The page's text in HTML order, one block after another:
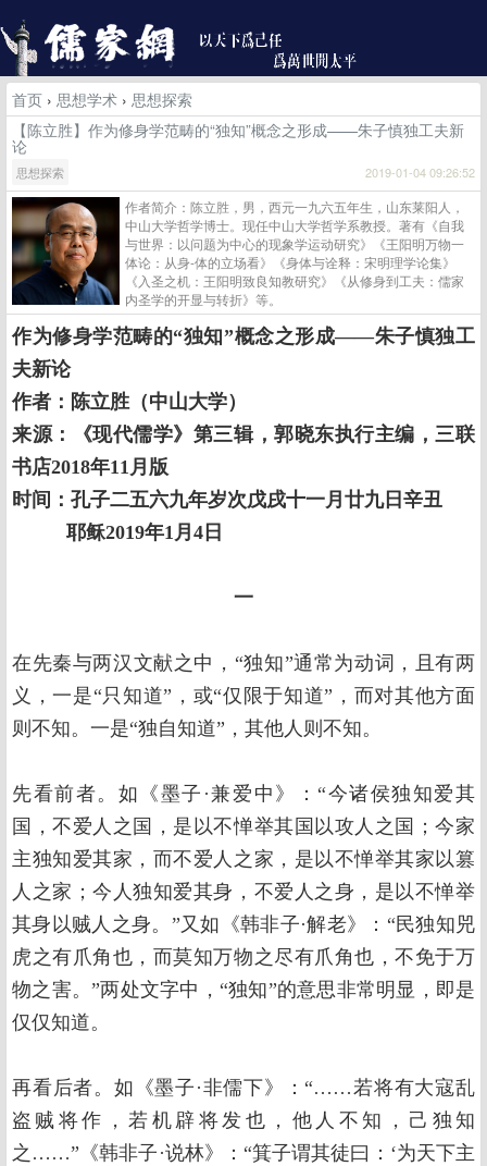
首页 › 思想学术 › 思想探索
【陈立胜】作为修身学范畴的“独知”概念之形成——朱子慎独工夫新
论
思想探索 2019-01-04 09:26:52
作者简介：陈立胜，男，西元一九六五年生，山东莱阳人，
中山大学哲学博士。现任中山大学哲学系教授。著有《自我
与世界：以问题为中心的现象学运动研究》《王阳明万物一
体论：从身-体的立场看》《身体与诠释：宋明理学论集》
《入圣之机：王阳明致良知教研究》《从修身到工夫：儒家
内圣学的开显与转折》等。
作为修身学范畴的“独知”概念之形成——朱子慎独工
夫新论
作者： 陈立胜（中山大学）
来源：《现代儒学》第三辑，郭晓东执行主编，三联
书店2018年11月版
时间：孔子二五六九年岁次戊戌十一月廿九日辛丑
耶稣2019年1月4日
一
在先秦与两汉文献之中，“独知”通常为动词，且有两
义，一是“只知道”，或“仅限于知道”，而对其他方面
则不知。一是“独自知道”，其他人则不知。
先看前者。如《墨子·兼爱中》：“今诸侯独知爱其
国，不爱人之国，是以不惮举其国以攻人之国；今家
主独知爱其家，而不爱人之家，是以不惮举其家以篡
人之家；今人独知爱其身，不爱人之身，是以不惮举
其身以贼人之身。”又如《韩非子·解老》：“民独知兕
虎之有爪角也，而莫知万物之尽有爪角也，不免于万
物之害。”两处文字中，“独知”的意思非常明显，即是
仅仅知道。
再看后者。如《墨子·非儒下》：“……若将有大寇乱
盗贼将作，若机辟将发也，他人不知，己独知
之……”《韩非子·说林》：“箕子谓其徒曰：‘为天下主